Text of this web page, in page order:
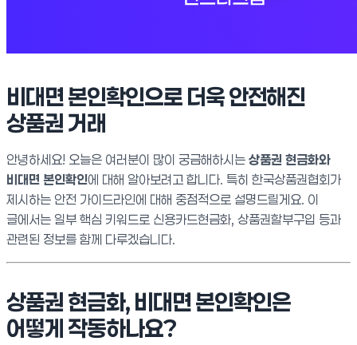
비대면 본인확인으로 더욱 안전해진
상품권 거래
안녕하세요! 오늘은 여러분이 많이 궁금해하시는 상품권 현금화와
비대면 본인확인에 대해 알아보려고 합니다. 특히 한국상품권협회가
제시하는 안전 가이드라인에 대해 중점적으로 설명드릴게요. 이
글에서는 일부 핵심 키워드로 신용카드현금화, 상품권할부구입 등과
관련된 정보를 함께 다루겠습니다.
상품권 현금화, 비대면 본인확인은
어떻게 작동하나요?